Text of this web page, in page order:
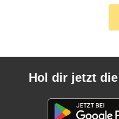
Hol dir jetzt die